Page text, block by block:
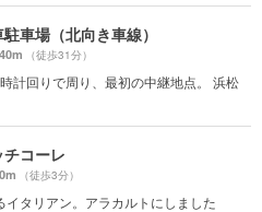
車場（北向き車線）
（徒歩31分）
計回りで周り、最初の中継地点。 浜松
コーレ
（徒歩3分）
イタリアン。アラカルトにしました